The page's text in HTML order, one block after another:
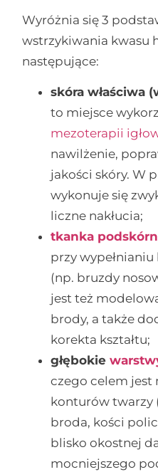
Wyróżnia się 3
wstrzykiwania kwasu
następujące:
skóra właściwa
to miejsce
mezoterapii
nawilżenie,
jakości skóry. W
wykonuje się
liczne nakłucia;
tkanka
przy
(np. bruzdy
jest też
brody, a także
korekta kształtu;
głębokie
czego celem
konturów twarzy
broda, kości
blisko okostnej
mocniejszego